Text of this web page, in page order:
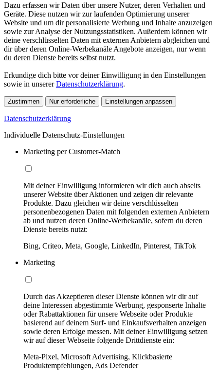
Dazu erfassen wir Daten über unsere Nutzer, deren Verhalten und
Geräte. Diese nutzen wir zur laufenden Optimierung unserer
Website und um dir personalisierte Werbung und Inhalte anzuzeigen
sowie zur Analyse der Nutzungsstatistiken. Außerdem können wir
deine verschlüsselten Daten mit externen Anbietern abgleichen und
dir über deren Online-Werbekanäle Angebote anzeigen, nur wenn
du deren Dienste bereits selbst nutzt.
Erkundige dich bitte vor deiner Einwilligung in den Einstellungen
sowie in unsererDatenschutzerklärung.
Zustimmen Nur erforderliche Einstellungen anpassen
Datenschutzerklärung
Individuelle Datenschutz-Einstellungen
Marketing per Customer-Match
Mit deiner Einwilligung informieren wir dich auch abseits
unserer Website über Aktionen und zeigen dir relevante
Produkte. Dazu gleichen wir deine verschlüsselten
personenbezogenen Daten mit folgenden externen Anbietern
ab und nutzen deren Online-Werbekanäle, sofern du deren
Dienste bereits nutzt:
Bing, Criteo, Meta, Google, LinkedIn, Pinterest, TikTok
Marketing
Durch das Akzeptieren dieser Dienste können wir dir auf
deine Interessen abgestimmte Werbung, gesponserte Inhalte
oder Rabattaktionen für unsere Webseite oder Produkte
basierend auf deinem Surf- und Einkaufsverhalten anzeigen
sowie deren Erfolge messen. Mit deiner Einwilligung setzen
wir auf dieser Webseite folgende Drittdienste ein:
Meta-Pixel, Microsoft Advertising, Klickbasierte
Produktempfehlungen, Ads Defender